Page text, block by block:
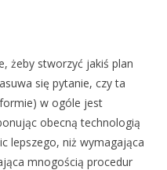
żeby stworzyć jakiś plan
się pytanie, czy ta
w ogóle jest
obecną technologią
lepszego, niż wymagająca
mnogością procedur